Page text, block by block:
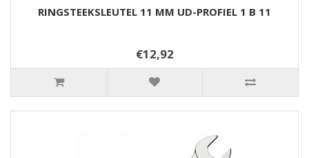
RINGSTEEKSLEUTEL 11 MM UD-PROFIEL 1 B 11
€12,92